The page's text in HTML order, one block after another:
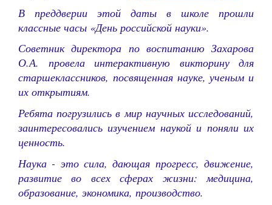
В преддверии этой даты в школе прошли
классные часы «День российской науки».
Советник директора по воспитанию Захарова
О.А. провела интерактивную викторину для
старшеклассников, посвященная науке, ученым и
их открытиям.
Ребята погрузились в мир научных исследований,
заинтересовались изучением наукой и поняли их
ценность.
Наука - это сила, дающая прогресс, движение,
развитие во всех сферах жизни: медицина,
образование, экономика, производство.